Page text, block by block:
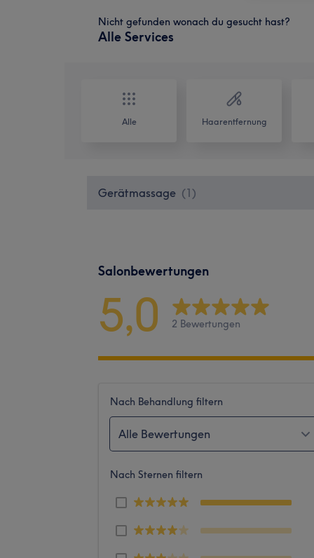
Nicht gefunden wonach du gesucht hast?
Alle Services
Alle Haarentfernung
Gerätmassage (1 )
Salonbewertungen
5,0 2 Bewertungen
Nach Behandlung filtern
Alle Bewertungen
Nach Sternen filtern